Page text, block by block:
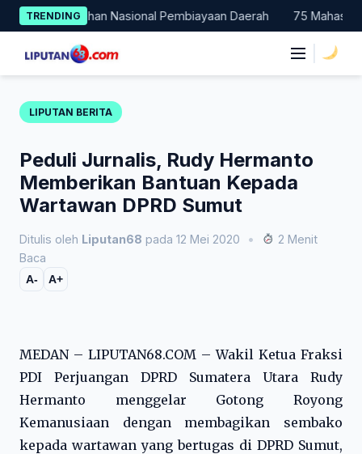
Skip
to
content
TRENDINGNasional Pembiayaan Daerah 75 Mahasiswa
LIPUTAN BERITA
Peduli Jurnalis, Rudy Hermanto
Memberikan Bantuan Kepada
Wartawan DPRD Sumut
Ditulis oleh Liputan68 pada 12 Mei 2020 •
2 Menit
Baca
A- A+
MEDAN – LIPUTAN68.COM – Wakil Ketua Fraksi
PDI Perjuangan DPRD Sumatera Utara Rudy
Hermanto menggelar Gotong Royong
Kemanusiaan dengan membagikan sembako
kepada wartawan yang bertugas di DPRD Sumut,